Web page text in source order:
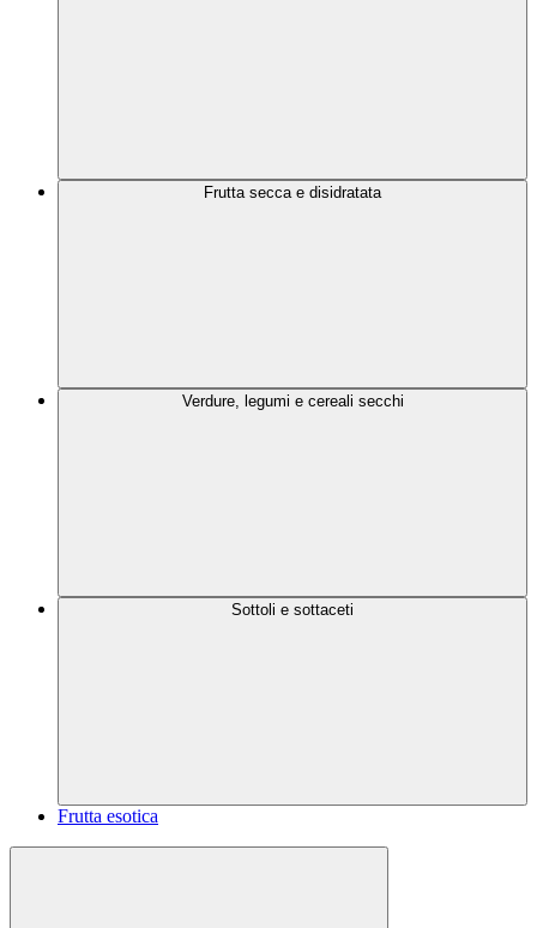
Frutta secca e disidratata
Verdure, legumi e cereali secchi
Sottoli e sottaceti
Frutta esotica